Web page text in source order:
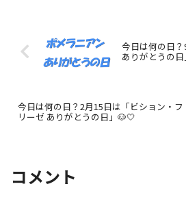
今日は何の日
ありがとうの
今日は何の日？2月15日は「ビション・フ
リーゼ ありがとうの日」🐶🤍
コメント